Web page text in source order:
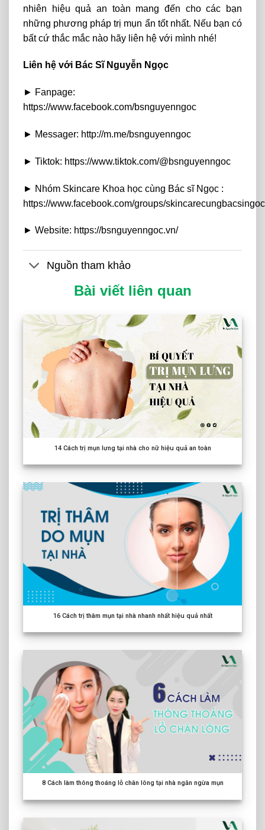
nhiên hiệu quả an toàn mang đến cho các bạn
những phương pháp trị mụn ẩn tốt nhất. Nếu bạn có
bất cứ thắc mắc nào hãy liên hệ với mình nhé!
Liên hệ với Bác Sĩ Nguyễn Ngọc
► Fanpage:
https://www.facebook.com/bsnguyenngoc
► Messager: http://m.me/bsnguyenngoc
► Tiktok: https://www.tiktok.com/@bsnguyenngoc
► Nhóm Skincare Khoa học cùng Bác sĩ Ngọc :
https://www.facebook.com/groups/skincarecungbacsingoc
► Website: https://bsnguyenngoc.vn/
Nguồn tham khảo
Bài viết liên quan
14Cách trị mụn lưng tại nhà cho nữ hiệu quả an toàn
16Cách trị thâm mụn tại nhà nhanh nhất hiệu quả nhất
8Cách làm thông thoáng lỗ chân lông tại nhà ngăn ngừa mụn